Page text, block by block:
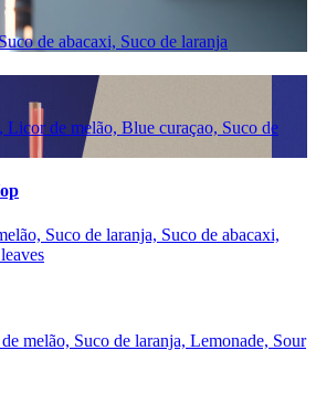
de abacaxi, Suco de laranja
Licor de melão, Blue curaçao, Suco de
Suco de laranja, Suco de abacaxi,
melão, Suco de laranja, Lemonade, Sour